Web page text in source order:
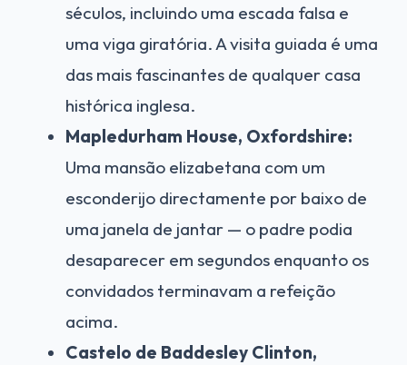
séculos, incluindo uma escada falsa e
uma viga giratória. A visita guiada é uma
das mais fascinantes de qualquer casa
histórica inglesa.
Mapledurham House, Oxfordshire:
Uma mansão elizabetana com um
esconderijo directamente por baixo de
uma janela de jantar — o padre podia
desaparecer em segundos enquanto os
convidados terminavam a refeição
acima.
Castelo de Baddesley Clinton,